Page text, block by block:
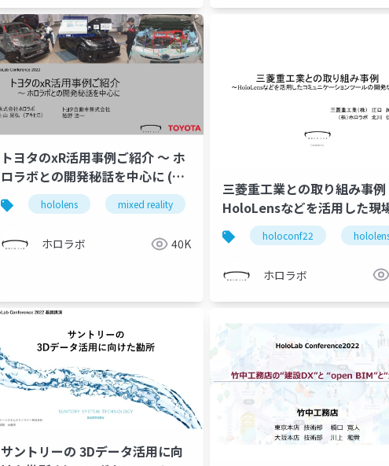
トヨタのxR活用事例ご紹介 ～ ホ
ロラボとの開発秘話を中心に (ホ
ロラボカンファレンス 2022 トヨ
タ自動車株式会社 栢野様 発表ス
hololens mixed reality holoconf22
ホロラボ 40K
三菱重工業との取り組み事
HoloLensなどを活用した現
けコミュニケーションツール
発～
holoconf22
ホロラボ
サントリーの 3Dデータ活用に向